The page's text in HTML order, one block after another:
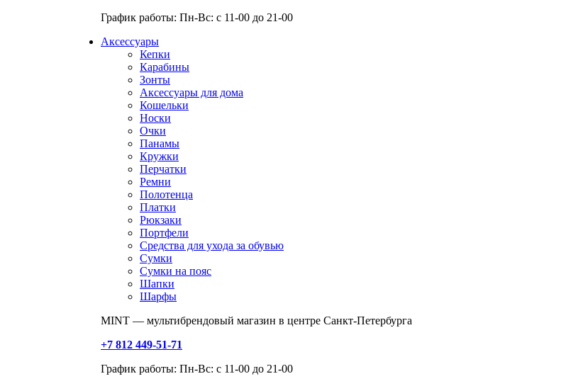
График работы: Пн-Вс: с 11-00 до 21-00
Аксессуары
Кепки
Карабины
Зонты
Аксессуары для дома
Кошельки
Носки
Очки
Панамы
Кружки
Перчатки
Ремни
Полотенца
Платки
Рюкзаки
Портфели
Средства для ухода за обувью
Сумки
Сумки на пояс
Шапки
Шарфы
MINT — мультибрендовый магазин в центре Санкт-Петербурга
+7 812 449-51-71
График работы: Пн-Вс: с 11-00 до 21-00